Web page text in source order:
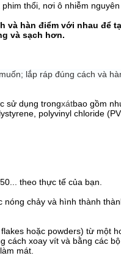
thổi, nơi ô nhiễm
và hàn điểm với nhau để
và sạch hơn.
lắp ráp đúng cách và
sử dụng trongxátbao gồm
polyvinyl chloride
theo thực tế của bạn.
chảy và hình thành
hoặc powders) từ một
cách xoay vít và bằng các
mát.